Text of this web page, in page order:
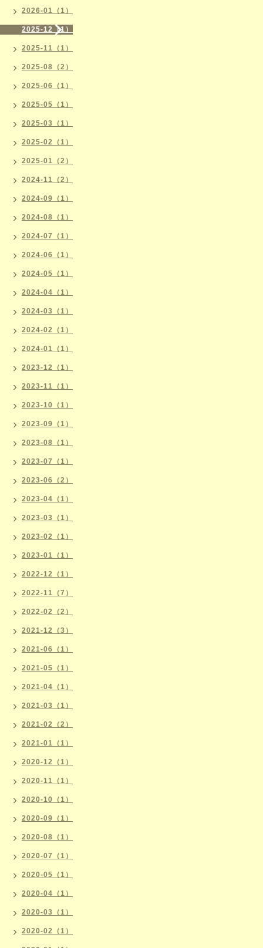
2026-01（1）
2025-12（1）
2025-11（1）
2025-08（2）
2025-06（1）
2025-05（1）
2025-03（1）
2025-02（1）
2025-01（2）
2024-11（2）
2024-09（1）
2024-08（1）
2024-07（1）
2024-06（1）
2024-05（1）
2024-04（1）
2024-03（1）
2024-02（1）
2024-01（1）
2023-12（1）
2023-11（1）
2023-10（1）
2023-09（1）
2023-08（1）
2023-07（1）
2023-06（2）
2023-04（1）
2023-03（1）
2023-02（1）
2023-01（1）
2022-12（1）
2022-11（7）
2022-02（2）
2021-12（3）
2021-06（1）
2021-05（1）
2021-04（1）
2021-03（1）
2021-02（2）
2021-01（1）
2020-12（1）
2020-11（1）
2020-10（1）
2020-09（1）
2020-08（1）
2020-07（1）
2020-05（1）
2020-04（1）
2020-03（1）
2020-02（1）